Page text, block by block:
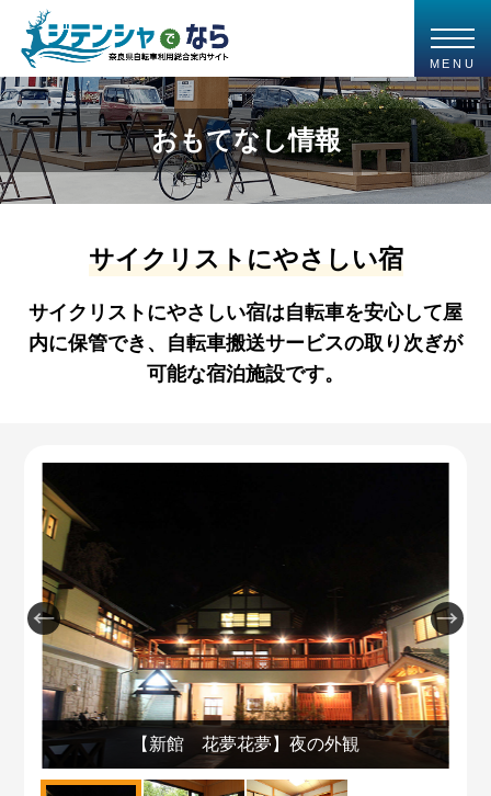
MENU
おもてなし情報
サイクリストにやさしい宿
サイクリストにやさしい宿は自転車を安心して屋
内に保管でき、自転車搬送サービスの取り次ぎが
可能な宿泊施設です。
【新館 花夢花夢】夜の外観